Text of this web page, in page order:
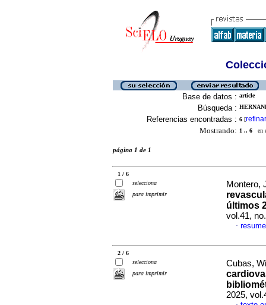
Base de datos : article
Búsqueda :
Referencias encontradas : 6 [refinar
Mostrando: 1 .. 6 en
página 1 de 1
1 / 6
selecciona
para imprimir
Montero,
últimos
vol.41,
·
2 / 6
selecciona
para imprimir
Cubas,
2025,